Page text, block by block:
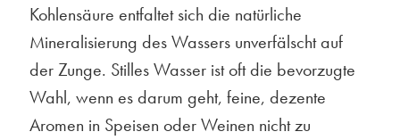
Kohlensäure entfaltet sich die natürliche
Mineralisierung des Wassers unverfälscht auf
der Zunge. Stilles Wasser ist oft die bevorzugte
Wahl, wenn es darum geht, feine, dezente
Aromen in Speisen oder Weinen nicht zu